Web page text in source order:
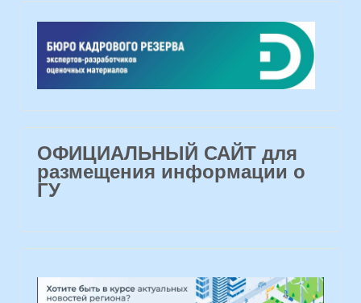
ОФИЦИАЛЬНЫЙ САЙТ для
размещения информации о
ГУ